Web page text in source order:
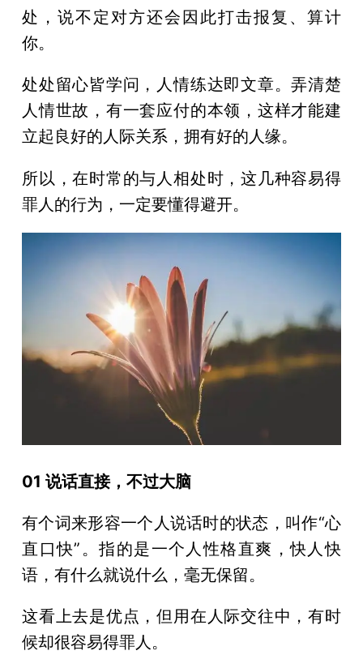
处，说不定对方还会因此打击报复、算计
你。
处处留心皆学问，人情练达即文章。弄清楚
人情世故，有一套应付的本领，这样才能建
立起良好的人际关系，拥有好的人缘。
所以，在时常的与人相处时，这几种容易得
罪人的行为，一定要懂得避开。
01 说话直接，不过大脑
有个词来形容一个人说话时的状态，叫作“心
直口快”。指的是一个人性格直爽，快人快
语，有什么就说什么，毫无保留。
这看上去是优点，但用在人际交往中，有时
候却很容易得罪人。